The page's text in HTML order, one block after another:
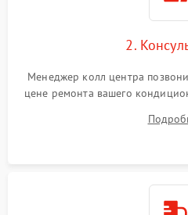
2.
Менеджер колл центра
цене ремонта вашего